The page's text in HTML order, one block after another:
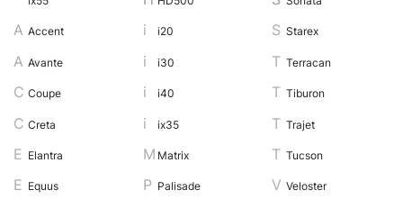
Accent
Avante
Coupe
Creta
Elantra
Equus
i20
i30
i40
ix35
Matrix
Palisade
Starex
Terracan
Tiburon
Trajet
Tucson
Veloster